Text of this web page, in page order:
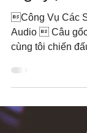
8 thg 10, 2019
Chiến
Nguyện
Audio  Câu
cùng tôi chiến